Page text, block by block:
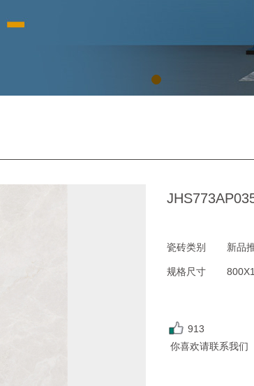
瓷砖类别 新品
规格尺寸
913
你喜欢请联系我们